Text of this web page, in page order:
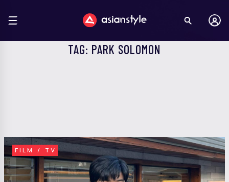
TAG: PARK SOLOMON
FILM / TV